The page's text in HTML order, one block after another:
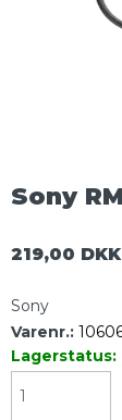
Sony
219,00 DKK
Sony
Varenr.:
Lagerstatus: